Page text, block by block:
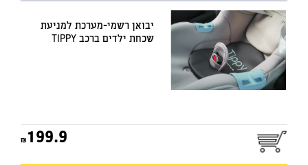
יבואן רשמי-מערכת למניעת
שכחת ילדים ברכב TIPPY
199.9